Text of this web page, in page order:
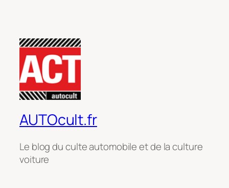
AUTOcult.fr
Le blog du culte automobile et de la culture
voiture